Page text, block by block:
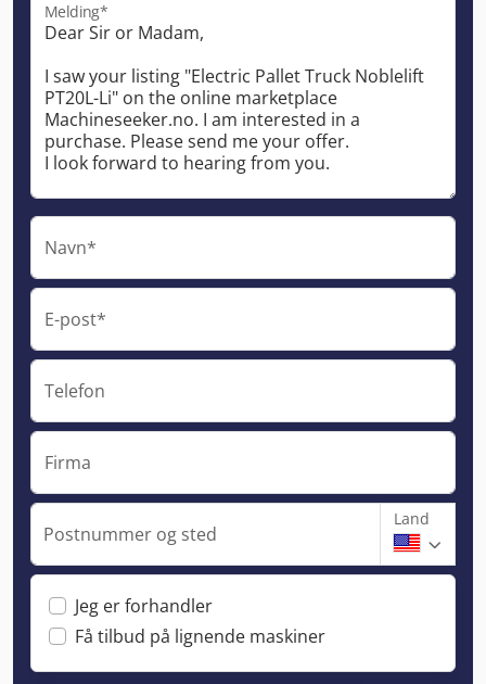
Melding*
Navn*
E-post*
Telefon
Firma
Postnummer og sted
Land
Jeg er forhandler
Få tilbud på lignende maskiner